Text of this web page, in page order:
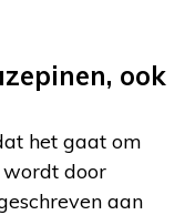
ook
het gaat om
wordt door
aan